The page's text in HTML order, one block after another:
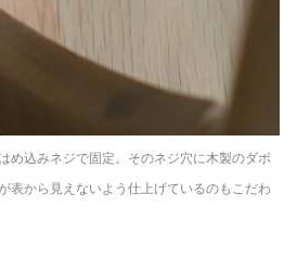
め込みネジで固定。そのネジ穴に木製のダボ
表から見えないよう仕上げているのもこだわ